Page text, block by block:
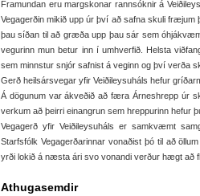
Framundan eru margskonar rannsóknir á
Vegagerðin mikið upp úr því að safna skuli
þau síðan til að græða upp þau sár sem
vegurinn mun betur inn í umhverfið. Helsta
sem minnstur snjór safnist á veginn og því verða
Gerð heilsársvegar yfir Veiðileysuháls hefur
Á dögunum var ákveðið að færa Árneshrepp úr
verkum að þeirri einangrun sem hreppurinn hefur
Vegagerð yfir Veiðileysuháls er samkvæmt
Starfsfólk Vegagerðarinnar vonaðist þó til að
yrði lokið á næsta ári svo vonandi verður hægt að
Athugasemdir